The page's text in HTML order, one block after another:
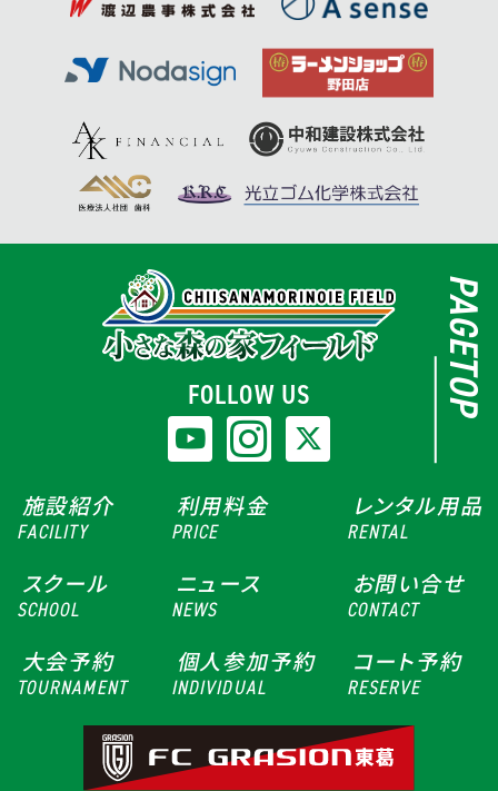
FOLLOW US
施設紹介
FACILITY
利用料金
PRICE
レンタル用品
RENTAL
スクール
SCHOOL
ニュース
NEWS
お問い合せ
CONTACT
大会予約
TOURNAMENT
個人参加予約
INDIVIDUAL
コート予約
RESERVE
PAGETOP